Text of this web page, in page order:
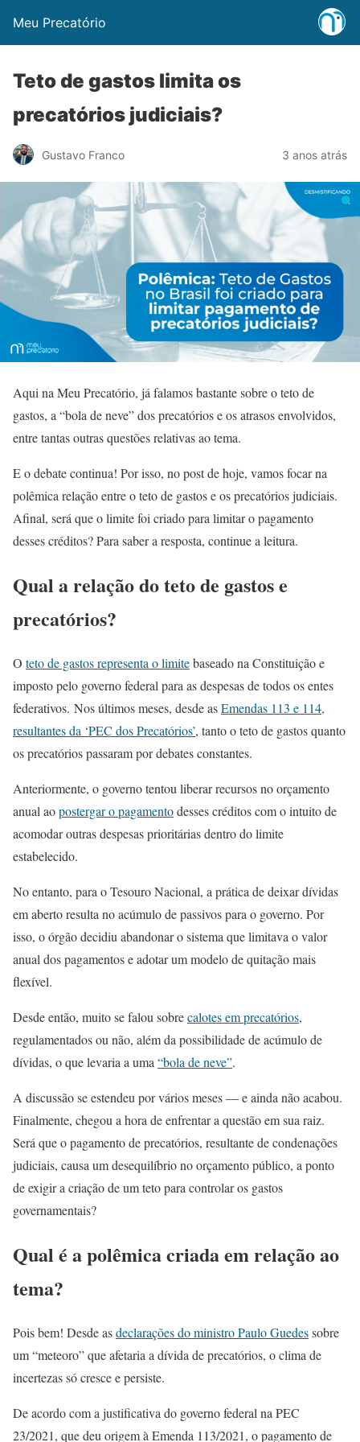
Meu Precatório
Teto de gastos limita os
precatórios judiciais?
Gustavo Franco 3 anos atrás
Aqui na Meu Precatório, já falamos bastante sobre o teto de
gastos, a “bola de neve” dos precatórios e os atrasos envolvidos,
entre tantas outras questões relativas ao tema.
E o debate continua! Por isso, no post de hoje, vamos focar na
polêmica relação entre o teto de gastos e os precatórios judiciais.
Afinal, será que o limite foi criado para limitar o pagamento
desses créditos? Para saber a resposta, continue a leitura.
Qual a relação do teto de gastos e
precatórios?
O teto de gastos representa o limitebaseado na Constituição e
imposto pelo governo federal para as despesas de todos os entes
federativos. Nos últimos meses, desde asEmendas 113 e 114,
resultantes da ‘PEC dos Precatórios’, tanto o teto de gastos quanto
os precatórios passaram por debates constantes.
Anteriormente, o governo tentou liberar recursos no orçamento
anual aopostergar o pagamentodesses créditos com o intuito de
acomodar outras despesas prioritárias dentro do limite
estabelecido.
No entanto, para o Tesouro Nacional, a prática de deixar dívidas
em aberto resulta no acúmulo de passivos para o governo. Por
isso, o órgão decidiu abandonar o sistema que limitava o valor
anual dos pagamentos e adotar um modelo de quitação mais
flexível.
Desde então, muito se falou sobrecalotes em precatórios,
regulamentados ou não, além da possibilidade de acúmulo de
dívidas, o que levaria a uma “bola de neve”.
A discussão se estendeu por vários meses — e ainda não acabou.
Finalmente, chegou a hora de enfrentar a questão em sua raiz.
Será que o pagamento de precatórios, resultante de condenações
judiciais, causa um desequilíbrio no orçamento público, a ponto
de exigir a criação de um teto para controlar os gastos
governamentais?
Qual é a polêmica criada em relação ao
tema?
Pois bem! Desde asdeclarações do ministro Paulo Guedessobre
um “meteoro” que afetaria a dívida de precatórios, o clima de
incertezas só cresce e persiste.
De acordo com a justificativa do governo federal na PEC
23/2021, que deu origem à Emenda 113/2021, o pagamento de